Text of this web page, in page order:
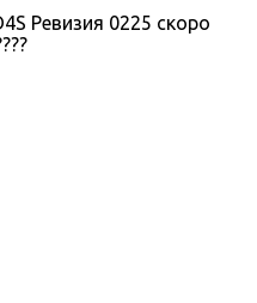
Ревизия 0225 скоро